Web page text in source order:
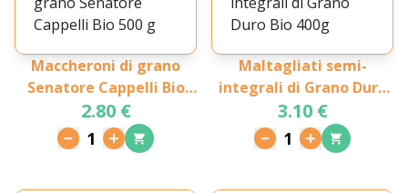
Maccheroni di grano
Senatore Cappelli Bio
500 g
2.80 €
1
Maltagliati semi-
integrali di Grano Duro
Bio 400g
3.10 €
1